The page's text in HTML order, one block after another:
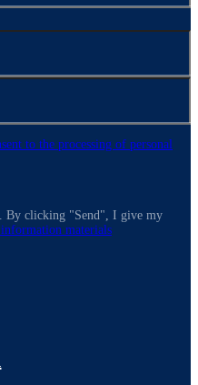
to the processing of personal
By clicking "Send", I give my
materials